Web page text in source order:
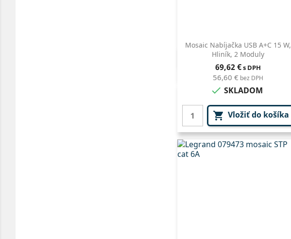
Mosaic Nabíjačka USB A+C 15 W,
Hliník, 2 Moduly
Cena
69,62 €s DPH
56,60 € bez DPH
 SKLADOM
 Vložiť do košíka
Rýchly náhľad